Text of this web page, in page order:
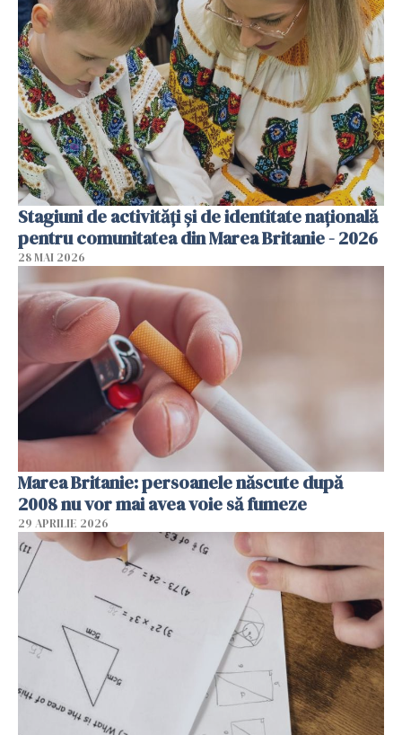
Stagiuni de activități și de identitate națională
pentru comunitatea din Marea Britanie - 2026
28 MAI 2026
Marea Britanie: persoanele născute după
2008 nu vor mai avea voie să fumeze
29 APRILIE 2026